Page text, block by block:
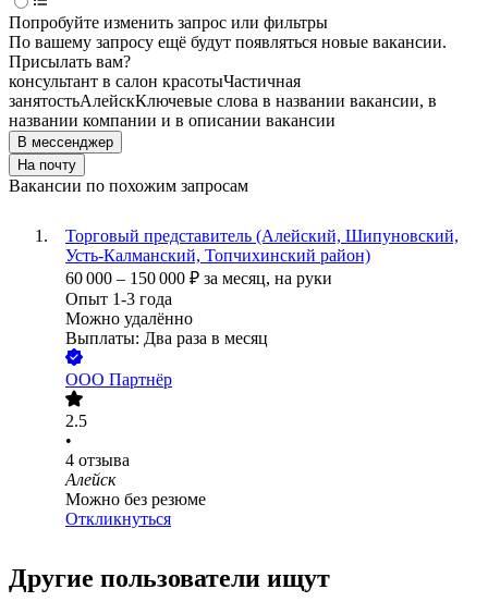
Попробуйте изменить запрос или фильтры
По вашему запросу ещё будут появляться новые вакансии.
Присылать вам?
консультант в салон красотыЧастичная
занятостьАлейскКлючевые слова в названии вакансии, в
названии компании и в описании вакансии
В мессенджер
На почту
Вакансии по похожим запросам
Торговый представитель (Алейский, Шипуновский,
Усть-Калманский, Топчихинский район)
60 000 – 150 000 ₽ за месяц, на руки
Опыт 1-3 года
Можно удалённо
Выплаты: Два раза в месяц
ООО Партнёр
2.5
•
4 отзыва
Алейск
Можно без резюме
Откликнуться
Другие пользователи ищут